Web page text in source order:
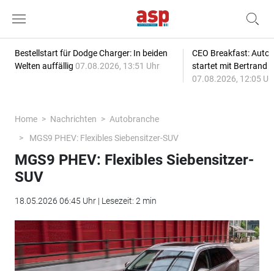
Bestellstart für Dodge Charger: In beiden
Welten auffällig 07.08.2026, 13:51 Uhr
CEO Breakfast:
startet mit Bertrand
07.08.2026, 12:05
Home Nachrichten
Autobranche
MGS9 PHEV: Flexibles Siebensitzer-SUV
MGS9 PHEV: Flexibles Siebensitzer-
SUV
18.05.2026 06:45 Uhr | Lesezeit: 2 min